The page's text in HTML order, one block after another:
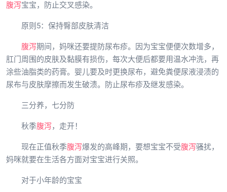
腹泻宝宝，防止交叉感染。
原则5：保持臀部皮肤清洁
腹泻期间，妈咪还要提防尿布疹。因为宝宝便便次数增多，
肛门周围的皮肤及黏膜有损伤，每次大便后都要用温水冲洗，再
涂些油脂类的药膏。婴儿要及时更换尿布，避免粪便尿液浸渍的
尿布与皮肤摩擦而发生破溃。防止尿布疹及继发感染。
三分养，七分防
秋季腹泻，走开！
现在正值秋季腹泻爆发的高峰期，要想宝宝不受腹泻骚扰，
妈咪就要在生活各方面对宝宝进行关照。
对于小年龄的宝宝